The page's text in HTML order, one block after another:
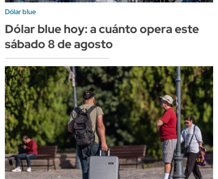
Dólar blue
Dólar blue hoy: a cuánto opera este
sábado 8 de agosto